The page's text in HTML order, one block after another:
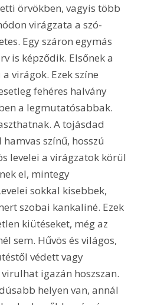
örvökben, vagyis több
virágzata a szó-
Egy száron egymás
is képződik. Elsőnek a
virágok. Ezek színe
fehéres halvány
a legmutatósabbak.
A tojásdad
színű, hosszú
levelei a virágzatok körül
el, mintegy
sokkal kisebbek,
szobai kankaliné. Ezek
kiütéseket, még az
sem. Hűvös és világos,
védett vagy
igazán hoszszan.
helyen van, annál